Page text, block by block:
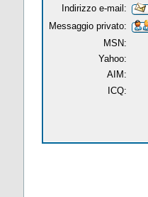
Indirizzo e-mail:
Messaggio privato:
MSN:
Yahoo:
AIM:
ICQ: